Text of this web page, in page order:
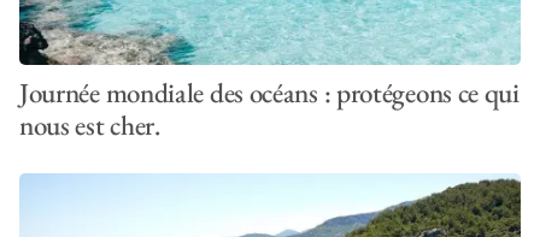
Journée mondiale des océans : protégeons ce qui
nous est cher.